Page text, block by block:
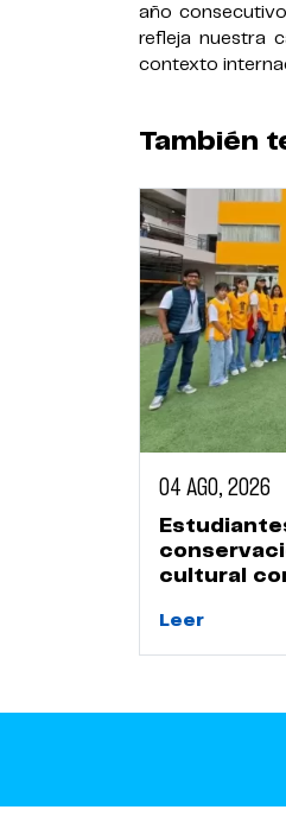
año
refleja nuestra
contexto
También
04 AGO, 2026
cultural
Leer